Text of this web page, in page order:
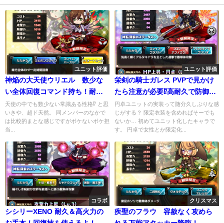
ユニット評価
神焔の大天使ウリエル 数少な
い全体回復コマンド持ち！耐久
もgood！
天使の中でも数少ない常識ある性格⁉ と思
いきや、超ド天然。 同メンバーのなかで
は比較的まとな感じですがボケないボケ担
当...
ユニット評価
栄剣の騎士ガレス PVPで見かけ
たら注意が必要⁉高耐久で防御も
無視できちゃう騎士様
円卓ユニットの実装って随分久しぶりな感
じがする？ 限定衣装を含めればそーでも
ないか… 初めてユニット化したキャラで
す。 円卓で女性とか限定化...
コラボ
シシリーXENO 耐久＆高火力の
クリスマス
疾聖のフラウ 容赦なく攻めら